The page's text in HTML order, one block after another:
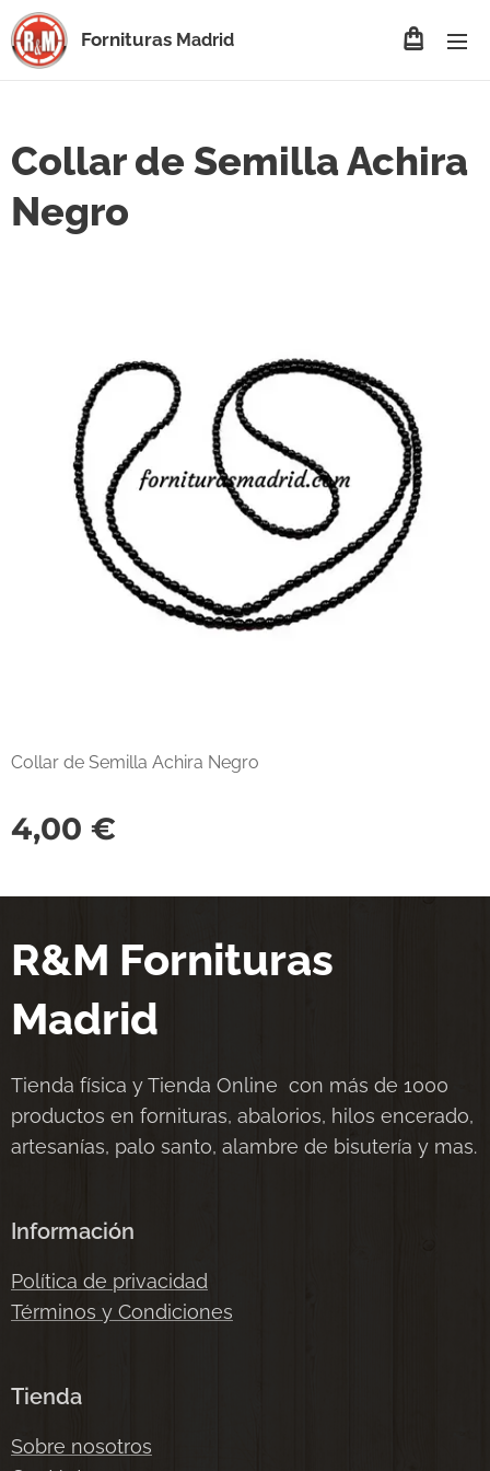
Fornituras Madrid
Collar de Semilla Achira
Negro
Collar de Semilla Achira Negro
4,00 €
R&M Fornituras
Madrid
Tienda física y Tienda Online con más de 1000
productos en fornituras, abalorios, hilos encerado,
artesanías, palo santo, alambre de bisutería y mas.
Información
Política de privacidad
Términos y Condiciones
Tienda
Sobre nosotros